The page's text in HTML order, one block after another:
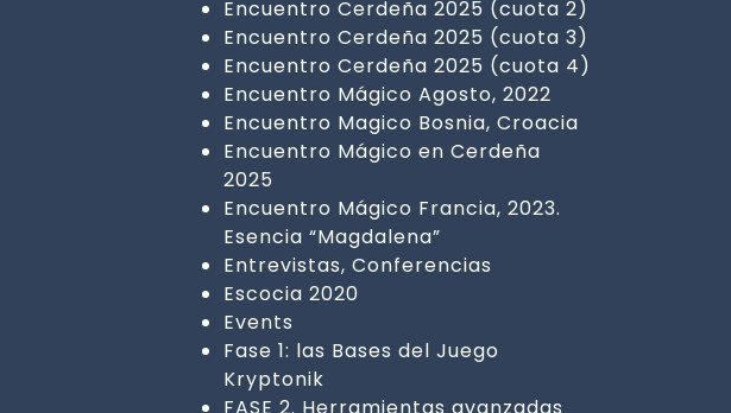
Encuentro Cerdeña 2025 (cuota 2)
Encuentro Cerdeña 2025 (cuota 3)
Encuentro Cerdeña 2025 (cuota 4)
Encuentro Mágico Agosto, 2022
Encuentro Magico Bosnia, Croacia
Encuentro Mágico en Cerdeña
2025
Encuentro Mágico Francia, 2023.
Esencia “Magdalena”
Entrevistas, Conferencias
Escocia 2020
Events
Fase 1: las Bases del Juego
Kryptonik